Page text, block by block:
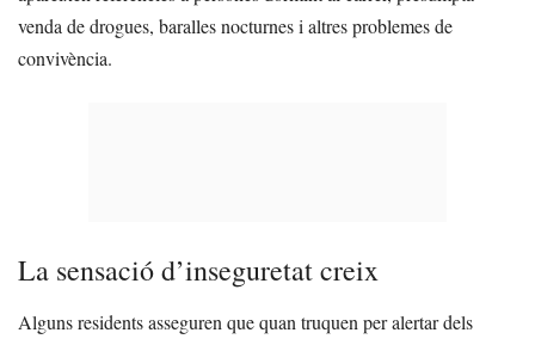
venda de drogues, baralles nocturnes i altres problemes de
convivència.
La sensació d’inseguretat creix
Alguns residents asseguren que quan truquen per alertar dels